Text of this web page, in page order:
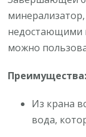
недостающими
можно
Преимущества:
Из крана
вода,